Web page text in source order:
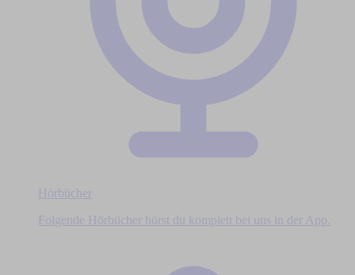
Hörbücher
Folgende Hörbücher hörst du komplett bei uns in der App.